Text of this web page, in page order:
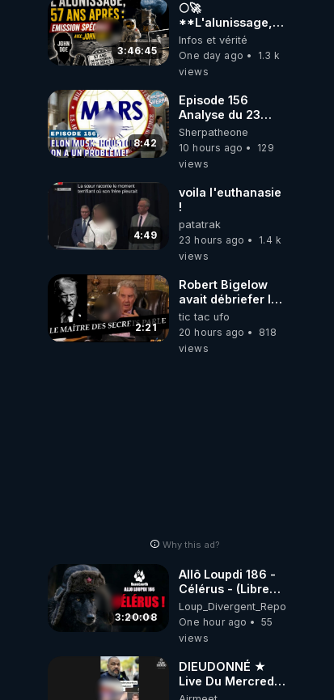
3:46:45
🌕🚀
**L'alunissage,
57 ans après :
Émission spéciale
avec John Doe
Infos et vérité
One day ago
1.3 k
views
8:42
Episode 156
Analyse du 23
février 2025 Elon
Musk : Houston ,
on a un problème
Sherpatheone
10 hours ago
129
views
4:49
voila l'euthanasie
!
patatrak
23 hours ago
1.4 k
views
2:21
Robert Bigelow
avait débriefer le
pédophile
génocidaire de
donald j trump
tic tac ufo
20 hours ago
818
views
Why this ad?
3:20:08
Allô Loupdi 186 -
Célérus - (Libre
Antenne) - Loup
Divergent
2026.08.06
Loup_Divergent_Reposts
One hour ago
55
views
DIEUDONNÉ ★
Live Du Mercredi
5 Août 2026